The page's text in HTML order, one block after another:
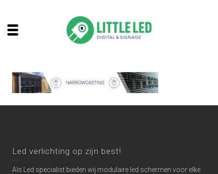
Led verlichting op zijn best!
Als Led specialist bieden wij modulaire led schermen voor elke